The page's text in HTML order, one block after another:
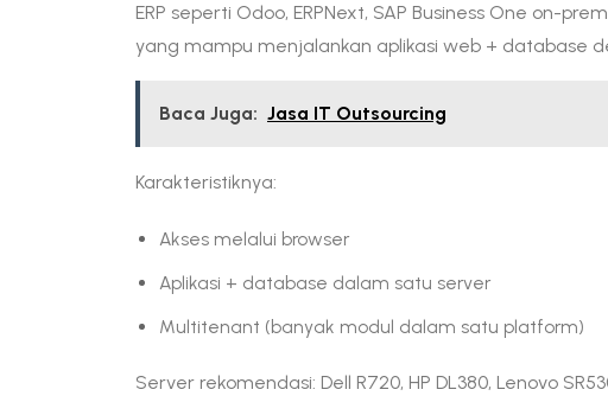
ERP seperti Odoo, ERPNext, SAP Business One on-
yang mampu menjalankan aplikasi web + database
Baca Juga: Jasa IT Outsourcing
Karakteristiknya:
Akses melalui browser
Aplikasi + database dalam satu server
Multitenant (banyak modul dalam satu platform)
Server rekomendasi: Dell R720, HP DL380, Lenovo